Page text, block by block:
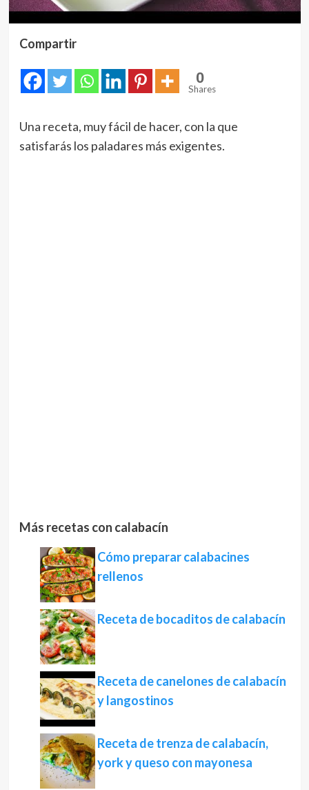
Compartir
0
Shares
Una receta, muy fácil de hacer, con la que
satisfarás los paladares más exigentes.
Más recetas con calabacín
Cómo preparar calabacines
rellenos
Receta de bocaditos de calabacín
Receta de canelones de calabacín
y langostinos
Receta de trenza de calabacín,
york y queso con mayonesa